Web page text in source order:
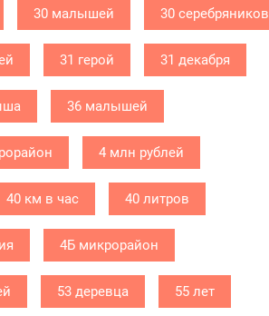
30 малышей 30 серебряников
31 герой 31 декабря
36 малышей
4 млн рублей
40 км в час 40 литров
4Б микрорайон
53 деревца 55 лет